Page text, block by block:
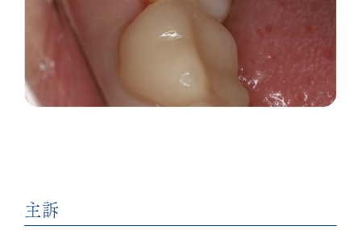
主訴